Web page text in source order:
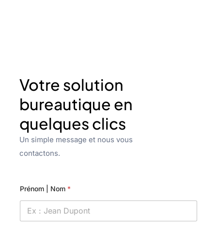
Votre solution
bureautique en
quelques clics
Un simple message et nous vous
contactons.
Prénom | Nom *